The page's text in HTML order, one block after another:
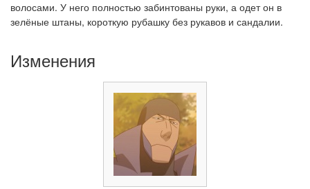
волосами. У него полностью забинтованы руки, а одет он в
зелёные штаны, короткую рубашку без рукавов и сандалии.
Изменения